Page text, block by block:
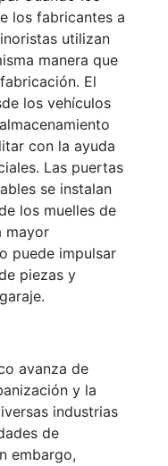
los fabricantes a
utilizan
manera que
El
los vehículos
con la ayuda
Las puertas
se instalan
los muelles de
mayor
puede impulsar
piezas y
avanza de
y la
industrias
de
embargo,